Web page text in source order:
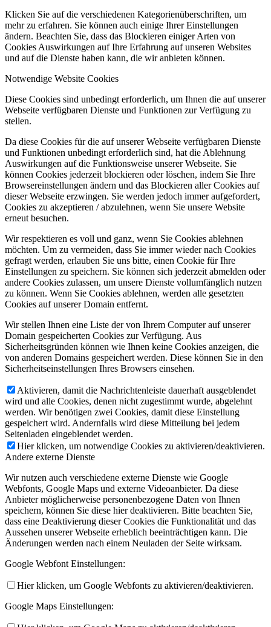
Klicken Sie auf die verschiedenen Kategorienüberschriften, um
mehr zu erfahren. Sie können auch einige Ihrer Einstellungen
ändern. Beachten Sie, dass das Blockieren einiger Arten von
Cookies Auswirkungen auf Ihre Erfahrung auf unseren Websites
und auf die Dienste haben kann, die wir anbieten können.
Notwendige Website Cookies
Diese Cookies sind unbedingt erforderlich, um Ihnen die auf unserer
Webseite verfügbaren Dienste und Funktionen zur Verfügung zu
stellen.
Da diese Cookies für die auf unserer Webseite verfügbaren Dienste
und Funktionen unbedingt erforderlich sind, hat die Ablehnung
Auswirkungen auf die Funktionsweise unserer Webseite. Sie
können Cookies jederzeit blockieren oder löschen, indem Sie Ihre
Browsereinstellungen ändern und das Blockieren aller Cookies auf
dieser Webseite erzwingen. Sie werden jedoch immer aufgefordert,
Cookies zu akzeptieren / abzulehnen, wenn Sie unsere Website
erneut besuchen.
Wir respektieren es voll und ganz, wenn Sie Cookies ablehnen
möchten. Um zu vermeiden, dass Sie immer wieder nach Cookies
gefragt werden, erlauben Sie uns bitte, einen Cookie für Ihre
Einstellungen zu speichern. Sie können sich jederzeit abmelden oder
andere Cookies zulassen, um unsere Dienste vollumfänglich nutzen
zu können. Wenn Sie Cookies ablehnen, werden alle gesetzten
Cookies auf unserer Domain entfernt.
Wir stellen Ihnen eine Liste der von Ihrem Computer auf unserer
Domain gespeicherten Cookies zur Verfügung. Aus
Sicherheitsgründen können wie Ihnen keine Cookies anzeigen, die
von anderen Domains gespeichert werden. Diese können Sie in den
Sicherheitseinstellungen Ihres Browsers einsehen.
Aktivieren, damit die Nachrichtenleiste dauerhaft ausgeblendet
wird und alle Cookies, denen nicht zugestimmt wurde, abgelehnt
werden. Wir benötigen zwei Cookies, damit diese Einstellung
gespeichert wird. Andernfalls wird diese Mitteilung bei jedem
Seitenladen eingeblendet werden.
Hier klicken, um notwendige Cookies zu aktivieren/deaktivieren.
Andere externe Dienste
Wir nutzen auch verschiedene externe Dienste wie Google
Webfonts, Google Maps und externe Videoanbieter. Da diese
Anbieter möglicherweise personenbezogene Daten von Ihnen
speichern, können Sie diese hier deaktivieren. Bitte beachten Sie,
dass eine Deaktivierung dieser Cookies die Funktionalität und das
Aussehen unserer Webseite erheblich beeinträchtigen kann. Die
Änderungen werden nach einem Neuladen der Seite wirksam.
Google Webfont Einstellungen:
Hier klicken, um Google Webfonts zu aktivieren/deaktivieren.
Google Maps Einstellungen: